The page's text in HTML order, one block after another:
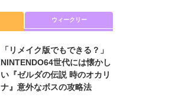
ウィークリー
「リメイク版でもできる？」
NINTENDO64世代には懐かし
い『ゼルダの伝説 時のオカリ
ナ』意外なボスの攻略法